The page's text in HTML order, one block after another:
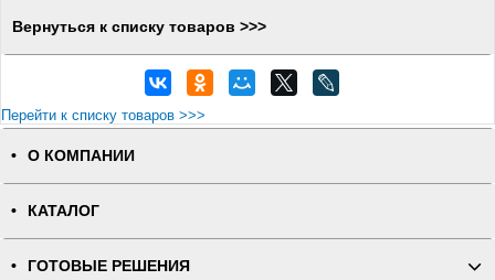
Вернуться к списку товаров >>>
Перейти к списку товаров >>>
О КОМПАНИИ
КАТАЛОГ
ГОТОВЫЕ РЕШЕНИЯ